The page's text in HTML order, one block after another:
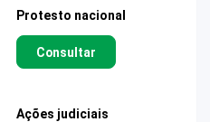
Protesto nacional
Consultar
Ações judiciais